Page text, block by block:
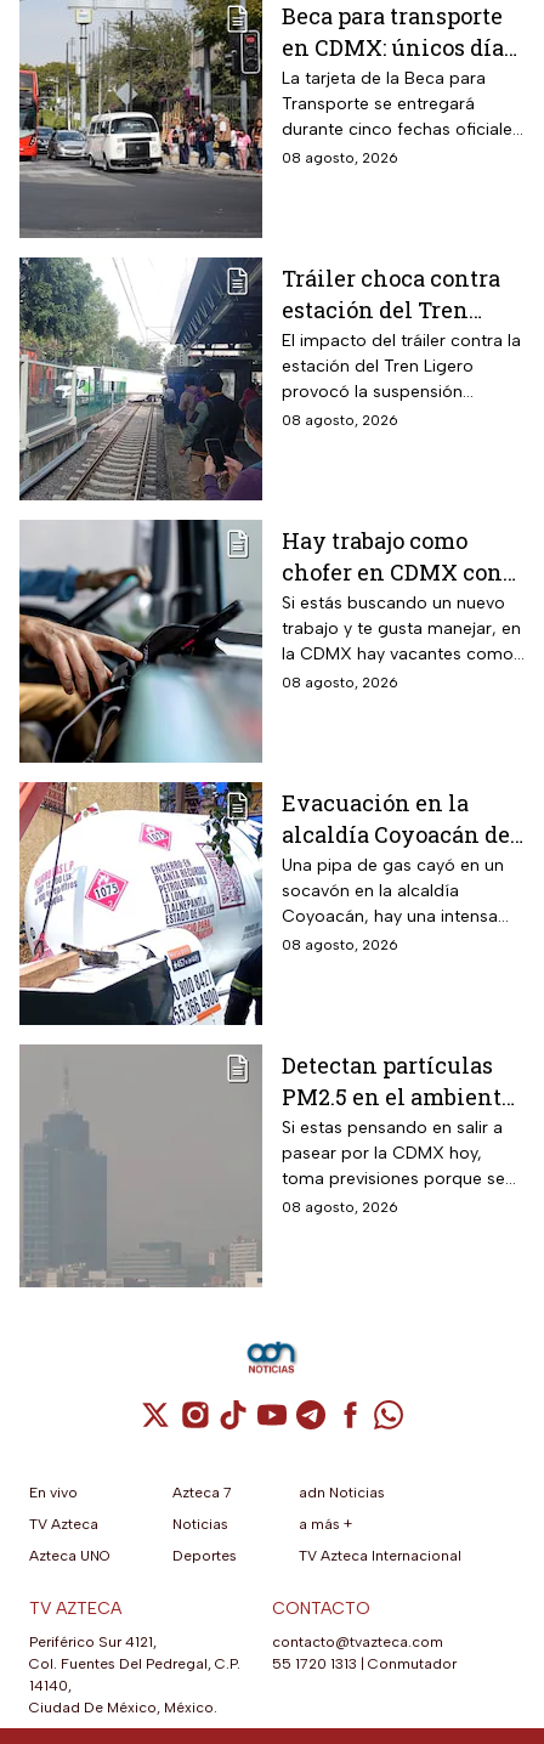
Beca para transporte
en CDMX: únicos días
para recoger la tarjeta
si te atrasaste
La tarjeta de la Beca para
Transporte se entregará
durante cinco fechas oficiales
en la CDMX; estos son los
08 agosto, 2026
Tráiler choca contra
estación del Tren
Ligero en CDMX
El impacto del tráiler contra la
estación del Tren Ligero
provocó la suspensión
momentánea del servicio
08 agosto, 2026
Hay trabajo como
chofer en CDMX con
sueldo de 13 mil 500
pesos; requisitos para
aplicar
Si estás buscando un nuevo
trabajo y te gusta manejar, en
la CDMX hay vacantes como
chofer y aquí te decimos
08 agosto, 2026
Evacuación en la
alcaldía Coyoacán de
CDMX tras caída de
una pipa en un
socavón
Una pipa de gas cayó en un
socavón en la alcaldía
Coyoacán, hay una intensa
movilización de servicios de
08 agosto, 2026
Detectan partículas
PM2.5 en el ambiente;
así esta la calidad del
aire hoy en la CDMX
Si estas pensando en salir a
pasear por la CDMX hoy,
toma previsiones porque se
detectaron partículas
08 agosto, 2026
Cuenta de X / Twitter (se abre en una
Cuenta de Instagram (se abre en una
Cuenta de TikTok (se abre en
Cuenta de YouTube (se abre
Cuenta de Telegram (se
Cuenta de
Cuenta de
En vivo
TV Azteca
Azteca UNO
Azteca 7
Noticias
Deportes
adn Noticias
a más +
TV Azteca Internacional
TV AZTECA
Periférico Sur 4121,
Col. Fuentes Del Pedregal, C.P.
14140,
Ciudad De México, México.
CONTACTO
contacto@tvazteca.com
55 1720 1313
Conmutador